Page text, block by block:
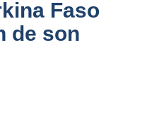
Faso
de son